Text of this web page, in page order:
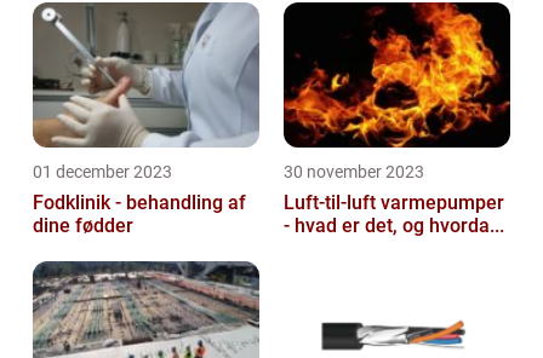
01 december 2023
Fodklinik - behandling af
dine fødder
30 november 2023
Luft-til-luft varmepumper
- hvad er det, og hvorda...